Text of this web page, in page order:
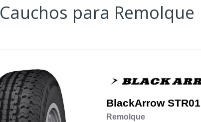
Cauchos para Remolque
BlackArrow STR01
Remolque